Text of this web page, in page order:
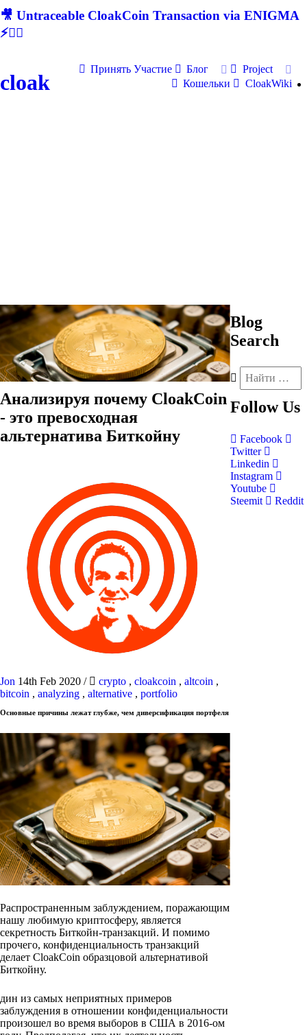
🎥 Untraceable CloakCoin Transaction via ENIGMA
⚡🕵‍♂
cloak
Принять Участие Блог
Project
Кошельки
CloakWiki
Анализируя почему CloakCoin
- это превосходная
альтернатива Биткойну
Jon 14th Feb 2020 / crypto , cloakcoin , altcoin ,
bitcoin , analyzing , alternative , portfolio
Основные причины лежат глубже, чем диверсификация портфеля
Распространенным заблуждением, поражающим
нашу любимую криптосферу, является
секретность Биткойн-транзакций. И помимо
прочего, конфиденциальность транзакций
делает CloakCoin образцовой альтернативой
Биткойну.
дин из самых неприятных примеров
заблуждения в отношении конфиденциальности
произошел во время выборов в США в 2016-ом
Blog
Search
Follow Us
Facebook
Twitter
Linkedin
Instagram
Youtube
Steemit
Reddit